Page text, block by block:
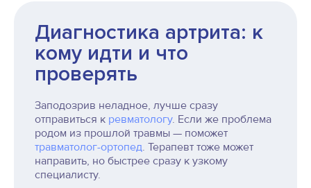
Диагностика артрита: к
кому идти и что
проверять
Заподозрив неладное, лучше сразу
отправиться к ревматологу. Если же проблема
родом из прошлой травмы — поможет
травматолог-ортопед. Терапевт тоже может
направить, но быстрее сразу к узкому
специалисту.